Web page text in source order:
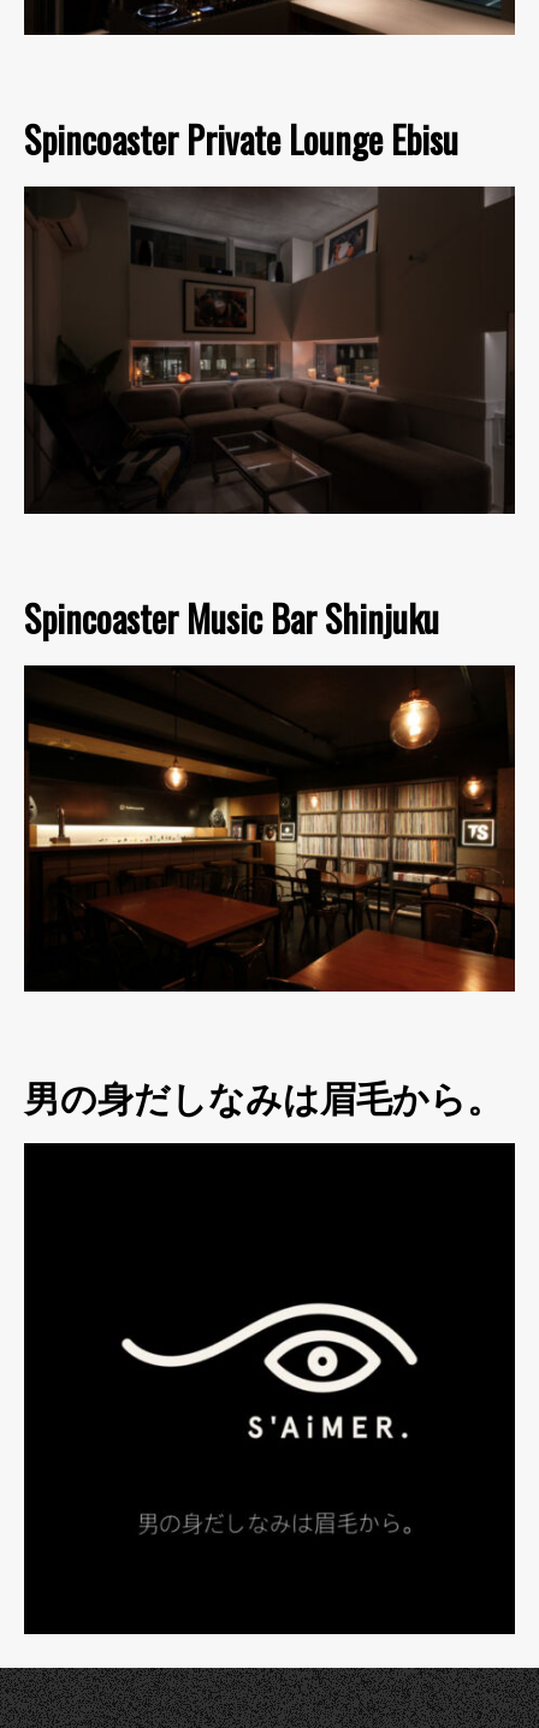
Spincoaster Private Lounge Ebisu
Spincoaster Music Bar Shinjuku
男の身だしなみは眉毛から。